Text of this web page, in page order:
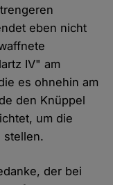
eben nicht
IV" am
es ohnehin am
den Knüppel
um die
stellen.
der bei